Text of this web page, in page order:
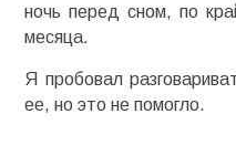
ночь перед сном, по
месяца.
Я пробовал
ее, но это не помогло.